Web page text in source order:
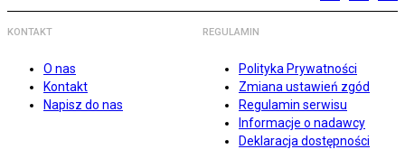
KONTAKT
O nas
Kontakt
Napisz do nas
REGULAMIN
Polityka Prywatności
Zmiana ustawień zgód
Regulamin serwisu
Informacje o nadawcy
Deklaracja dostępności